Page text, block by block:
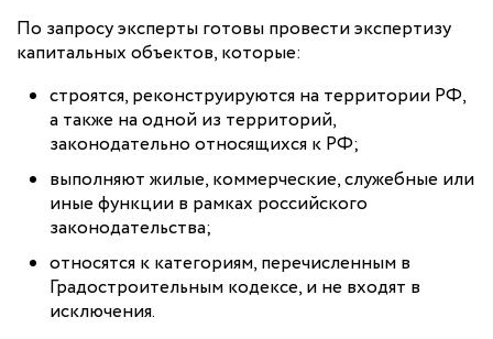
По запросу эксперты готовы провести экспертизу
капитальных объектов, которые:
строятся, реконструируются на территории РФ,
а также на одной из территорий,
законодательно относящихся к РФ;
выполняют жилые, коммерческие, служебные или
иные функции в рамках российского
законодательства;
относятся к категориям, перечисленным в
Градостроительным кодексе, и не входят в
исключения.